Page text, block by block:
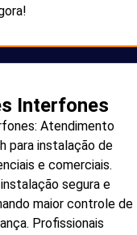
Interfones
Atendimento
para instalação de
e comerciais.
segura e
maior controle de
Profissionais